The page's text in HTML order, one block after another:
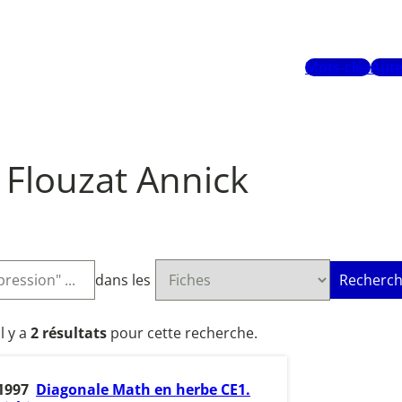
Mots-clés
Flouzat Annick
dans les
y a 2 résultats pour cette recherche.
Diagonale Math en herbe CE1.